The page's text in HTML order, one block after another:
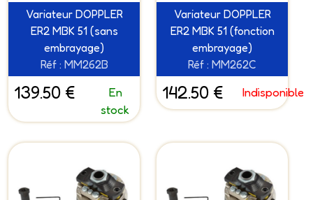
Variateur DOPPLER
ER2 MBK 51 (sans
embrayage)
Réf : MM262B
139.50 €
En
stock
Variateur DOPPLER
ER2 MBK 51 (fonction
embrayage)
Réf : MM262C
142.50 € Indisponible